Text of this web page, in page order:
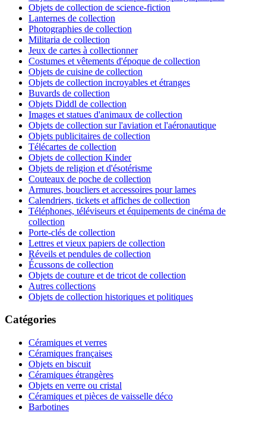
Objets de collection de science-fiction
Lanternes de collection
Photographies de collection
Militaria de collection
Jeux de cartes à collectionner
Costumes et vêtements d'époque de collection
Objets de cuisine de collection
Objets de collection incroyables et étranges
Buvards de collection
Objets Diddl de collection
Images et statues d'animaux de collection
Objets de collection sur l'aviation et l'aéronautique
Objets publicitaires de collection
Télécartes de collection
Objets de collection Kinder
Objets de religion et d'ésotérisme
Couteaux de poche de collection
Armures, boucliers et accessoires pour lames
Calendriers, tickets et affiches de collection
Téléphones, téléviseurs et équipements de cinéma de
collection
Porte-clés de collection
Lettres et vieux papiers de collection
Réveils et pendules de collection
Écussons de collection
Objets de couture et de tricot de collection
Autres collections
Objets de collection historiques et politiques
Catégories
Céramiques et verres
Céramiques françaises
Objets en biscuit
Céramiques étrangères
Objets en verre ou cristal
Céramiques et pièces de vaisselle déco
Barbotines